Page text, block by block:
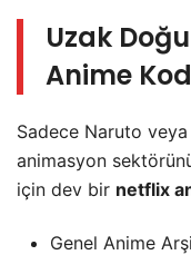
Uzak
Anime
Sadece Naruto
animasyon
için dev bir netflix
Genel Anime